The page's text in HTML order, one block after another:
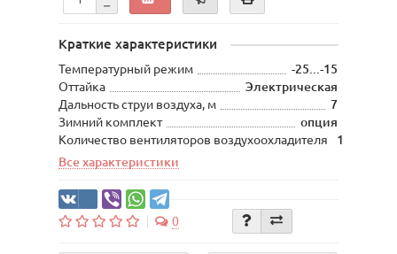
Краткие характеристики
Температурный режим
-25...-15
Оттайка
Электрическая
Дальность струи воздуха, м
7
Зимний комплект
опция
Количество вентиляторов воздухоохладителя
1
Все характеристики
0